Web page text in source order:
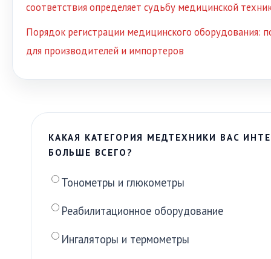
соответствия определяет судьбу медицинской
Порядок регистрации медицинского оборудования:
для производителей и импортеров
КАКАЯ КАТЕГОРИЯ МЕДТЕХНИКИ ВАС
БОЛЬШЕ ВСЕГО?
Тонометры и глюкометры
Реабилитационное оборудование
Ингаляторы и термометры